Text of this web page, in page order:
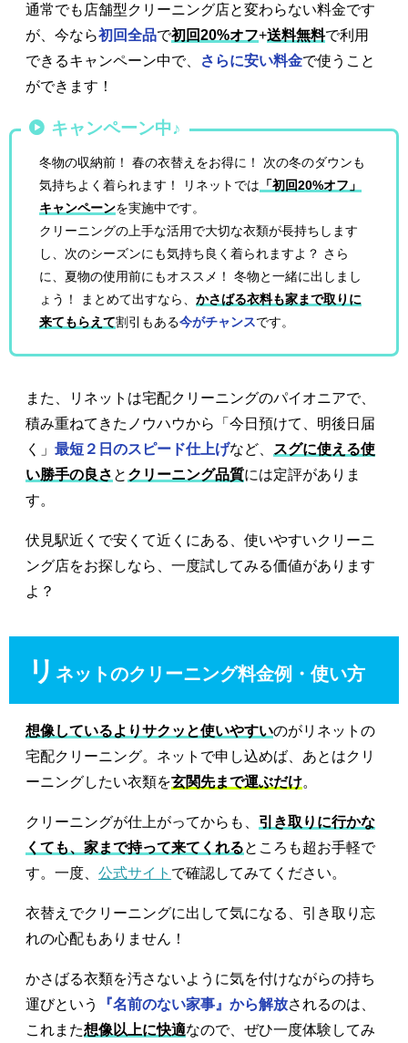
通常でも店舗型クリーニング店と変わらない料金です
が、今なら初回全品で初回20%オフ+送料無料で利用
できるキャンペーン中で、
さらに安い料金で使うこと
ができます！
キャンペーン中♪
冬物の収納前！ 春の衣替えをお得に！ 次の冬のダウンも
気持ちよく着られます！ リネットでは 「初回20%オフ」
キャンペーンを実施中です。
クリーニングの上手な活用で大切な衣類が長持ちします
し、次のシーズンにも気持ち良く着られますよ？ さら
に、夏物の使用前にもオススメ！ 冬物と一緒に出しまし
ょう！ まとめて出すなら、かさばる衣料も家まで取りに
来てもらえて割引もある今がチャンスです。
また、リネットは宅配クリーニングのパイオニアで、
積み重ねてきたノウハウから「今日預けて、明後日届
く」 最短２日のスピード仕上げなど、
スグに使える使
い勝手の良さ と クリーニング品質には定評がありま
す。
伏見駅近くで安くて近くにある、使いやすいクリーニ
ング店をお探しなら、一度試してみる価値があります
よ？
リ ネットのクリーニング料金例・使い方
想像しているよりサクッと使いやすいのがリネットの
宅配クリーニング。ネットで申し込めば、あとはクリ
ーニングしたい衣類を玄関先まで運ぶだけ。
クリーニングが仕上がってからも、 引き取りに行かな
くても、家まで持って来てくれるところも超お手軽で
す。一度、 公式サイト で確認してみてください。
衣替えでクリーニングに出して気になる、引き取り忘
れの心配もありません！
かさばる衣類を汚さないように気を付けながらの持ち
運びという
『名前のない家事』から解放されるのは、
これまた想像以上に快適なので、ぜひ一度体験してみ